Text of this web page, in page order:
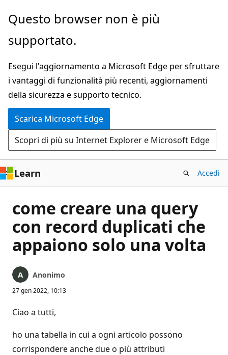
Ignora
passa
contenuto
principale
Questo browser non è più
supportato.
Esegui l'aggiornamento a Microsoft Edge per sfruttare
i vantaggi di funzionalità più recenti, aggiornamenti
della sicurezza e supporto tecnico.
Scarica Microsoft Edge
Scopri di più su Internet Explorer e Microsoft Edge
Learn Accedi
come creare una query
con record duplicati che
appaiono solo una volta
Anonimo
27 gen 2022, 10:13
Ciao a tutti,
ho una tabella in cui a ogni articolo possono
corrispondere anche due o più attributi